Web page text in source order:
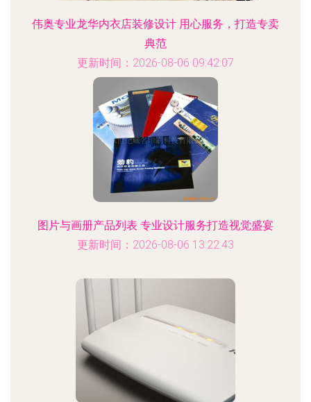
伟奥专业龙华内衣店装修设计 用心服务，打造专卖
典范
更新时间：2026-08-06 09:42:07
图片与画册产品列表 专业设计服务打造视觉盛宴
更新时间：2026-08-06 13:22:43